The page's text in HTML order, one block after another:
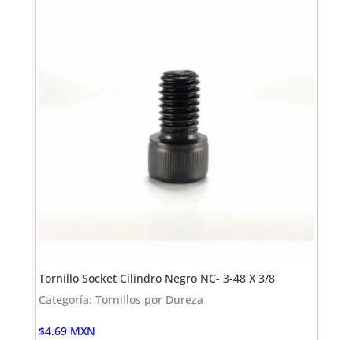
Tornillo Socket Cilindro Negro NC- 3-48 X 3/8
Categoría: Tornillos por Dureza
$4.69 MXN